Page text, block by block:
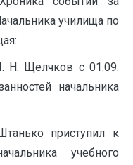
училища по
Н. Щелчков с 01.09.
начальника
приступил к
учебного